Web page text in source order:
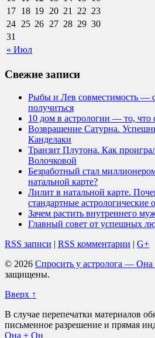
« Июл
17 18 19 20 21 22 23
24 25 26 27 28 29 30
31
Свежие записи
Рыбы и Лев совместимость —
получиться
10 дом в астрологии — то, что
Возвращение Сатурна.
Канделаки
Транзит Плутона. Как
Волочковой
Безработный стал
натальной карте?
Лилит в натальной карте.
стандартные астрологические
Зачем растить внутреннего
Главный совет от успешных
RSS записи | RSS комментарии | G+
© 2026 Спросить у астролога —
защищены.
Вверх ↑
В случае перепечатки материалов
письменное разрешение и прямая
Она + Он